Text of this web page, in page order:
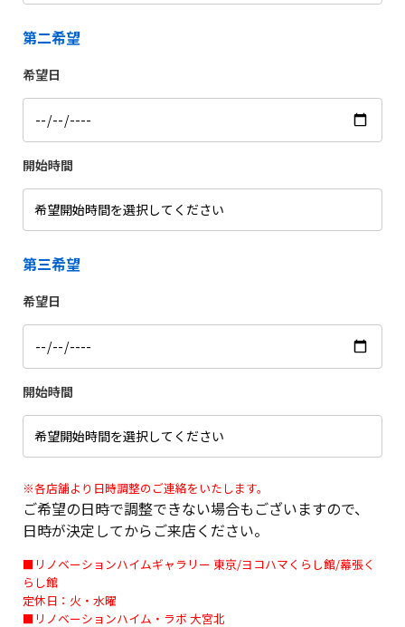
第二希望
希望日
開始時間
第三希望
希望日
開始時間
※各店舗より日時調整のご連絡をいたします。
ご希望の日時で調整できない場合もございますので、
日時が決定してからご来店ください。
■リノベーションハイムギャラリー 東京/ヨコハマくらし館/幕張く
らし館
定休日：火・水曜
■リノベーションハイム・ラボ 大宮北